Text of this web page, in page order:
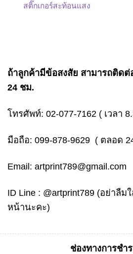
สติ๊กเกอร์สะท้อนแสง
ถ้าลูกค้ามีข้อสงสัย สามารถติด
24 ชม.
โทรศัพท์: 02-077-7162 ( เวลา
มือถือ: 099-878-9629 ( ตลอด
Email: artprint789@gmail.com
ID Line : @artprint789 (อย่าลืม
หน้านะคะ)
ช่องทางการชำ